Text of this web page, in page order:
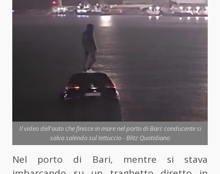
Il video dell'auto che finisce in mare nel porto di Bari: conducente si
salva salendo sul tettuccio - Blitz Quotidiano
Nel porto di Bari, mentre si stava